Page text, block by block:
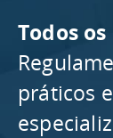
Todos
práticos